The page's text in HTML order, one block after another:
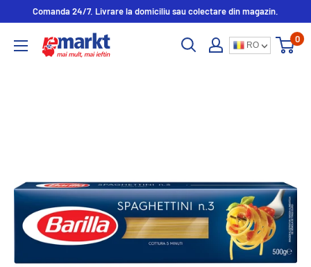
Comanda 24/7. Livrare la domiciliu sau colectare din magazin.
RO
0